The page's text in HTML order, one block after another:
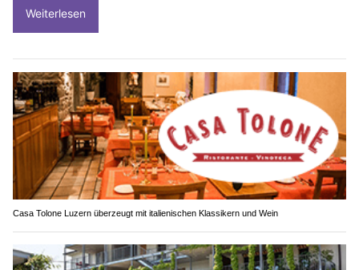
Weiterlesen
Casa Tolone Luzern überzeugt mit italienischen Klassikern und Wein